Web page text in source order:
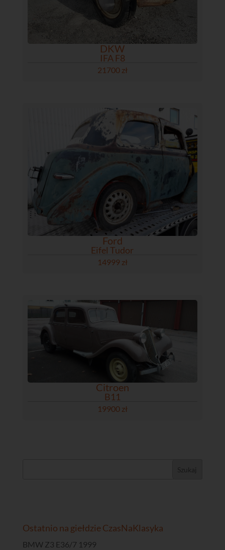
DKW
IFA F8
21700 zł
Ford
Eifel Tudor
14999 zł
Citroen
B11
19900 zł
Ostatnio na giełdzie CzasNaKlasyka
BMW Z3 E36/7 1999